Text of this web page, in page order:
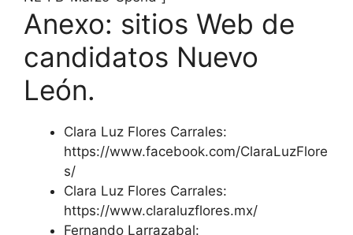
Anexo: sitios Web de
candidatos Nuevo
León.
Clara Luz Flores Carrales:
https://www.facebook.com/ClaraLuzFlore
s/
Clara Luz Flores Carrales:
https://www.claraluzflores.mx/
Fernando Larrazabal: